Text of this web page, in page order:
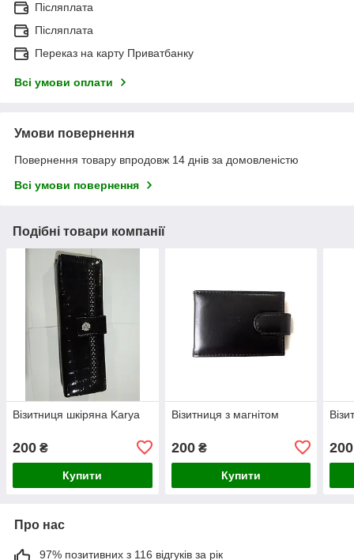
Післяплата
Післяплата
Переказ на карту Приватбанку
Всі умови оплати
Умови повернення
Повернення товару впродовж 14 днів за домовленістю
Всі умови повернення
Подібні товари компанії
Візитниця шкіряна Karya
200 ₴
Купити
Візитниця з магнітом
200₴
Купити
200
Про нас
97% позитивних з 116 відгуків за рік